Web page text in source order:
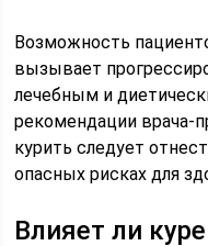
Возможность
вызывает
лечебным и
рекомендации врача-
курить следует
опасных рисках для
Влияет ли